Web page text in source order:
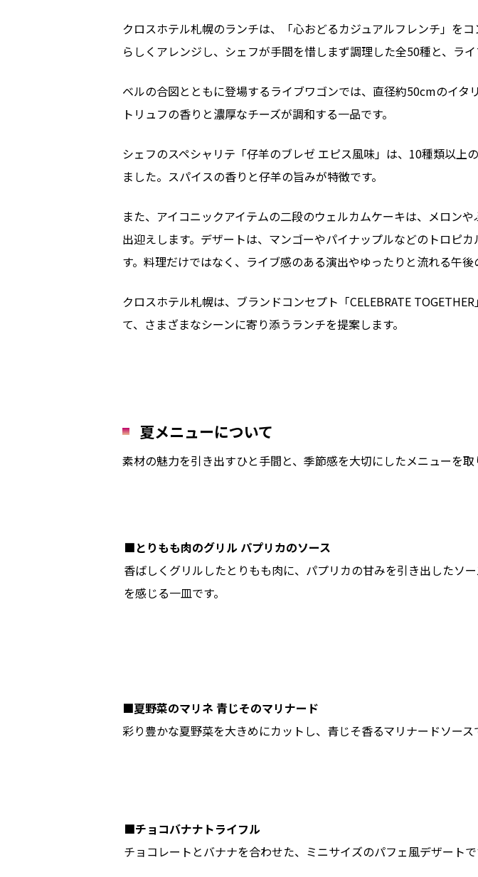
クロスホテル札幌のランチは、「心おどるカジュアルフレンチ」を
らしくアレンジし、シェフが手間を惜しまず調理した全50種と、ラ
ベルの合図とともに登場するライブワゴンでは、直径約50cmのイタ
トリュフの香りと濃厚なチーズが調和する一品です。
シェフのスペシャリテ「仔羊のブレゼ エピス風味」は、10種類以
ました。スパイスの香りと仔羊の旨みが特徴です。
また、アイコニックアイテムの二段のウェルカムケーキは、メロン
出迎えします。デザートは、マンゴーやパイナップルなどのトロピ
す。料理だけではなく、ライブ感のある演出やゆったりと流れる午
クロスホテル札幌は、ブランドコンセプト「CELEBRATE
て、さまざまなシーンに寄り添うランチを提案します。
夏メニューについて
素材の魅力を引き出すひと手間と、季節感を大切にしたメニューを取
■とりもも肉のグリル パプリカのソース
香ばしくグリルしたとりもも肉に、パプリカの甘みを引き出したソ
を感じる一皿です。
■夏野菜のマリネ 青じそのマリナード
彩り豊かな夏野菜を大きめにカットし、青じそ香るマリナードソース
■チョコバナナトライフル
チョコレートとバナナを合わせた、ミニサイズのパフェ風デザートで